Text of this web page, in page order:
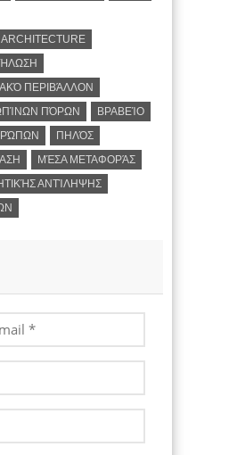
ΠΕΡΙΒΆΛΛΟΝ
ΠΌΡΩΝ
ΒΡΑΒΕΊΟ
ΠΗΛΌΣ
ΜΈΣΑ ΜΕΤΑΦΟΡΆΣ
ΑΝΤΊΛΗΨΗΣ